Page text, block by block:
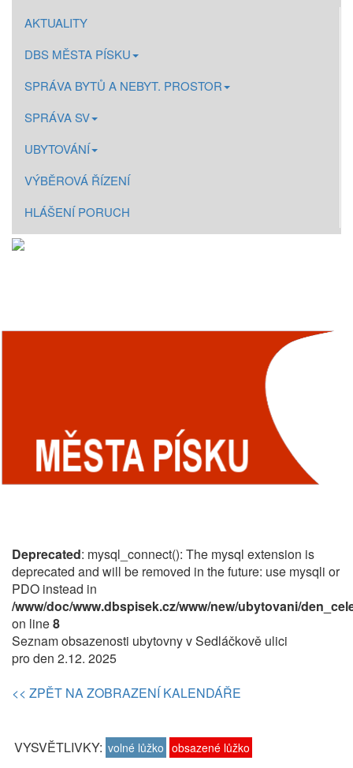
AKTUALITY
DBS MĚSTA PÍSKU
SPRÁVA BYTŮ A NEBYT. PROSTOR
SPRÁVA SV
UBYTOVÁNÍ
VÝBĚROVÁ ŘÍZENÍ
HLÁŠENÍ PORUCH
Deprecated: mysql_connect(): The mysql extension is
deprecated and will be removed in the future: use mysqli or
PDO instead in
/www/doc/www.dbspisek.cz/www/new/ubytovani/
on line8
Seznam obsazenosti ubytovny v Sedláčkově ulici
pro den 2.12. 2025
<< ZPĚT NA ZOBRAZENÍ KALENDÁŘE
VYSVĚTLIVKY: volné lůžko obsazené lůžko